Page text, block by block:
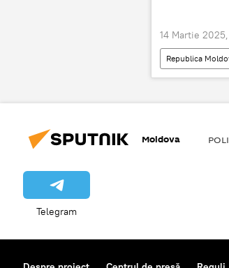
14 Martie
Republica
Moldova
Telegram